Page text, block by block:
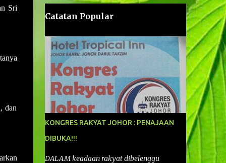
Sri
dan
Catatan Popular
KONGRES RAKYAT JOHOR : PENAJAAN
DIBUKA!!!
DALAM keadaan rakyat dibelenggu